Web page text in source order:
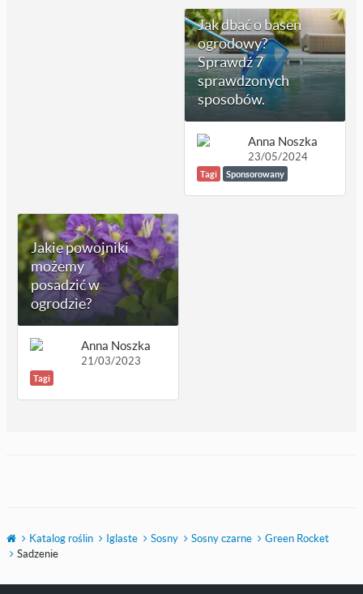
Jak dbać o basen
ogrodowy?
Sprawdź 7
sprawdzonych
sposobów.
Anna Noszka
23/05/2024
Tagi Sponsorowany
Jakie powojniki
możemy
posadzić w
ogrodzie?
Anna Noszka
21/03/2023
Tagi
Katalog roślin Iglaste Sosny Sosny czarne
Green Rocket
Sadzenie